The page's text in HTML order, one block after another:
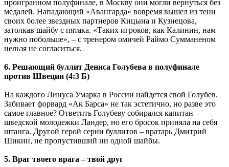
проигранном полуфинале, в Москву они могли вернуться без
медалей. Нападающий «Авангарда» вовремя вышел из тени
своих более звездных партнеров Кицына и Кузнецова,
затолкав шайбу с пятака. «Таких игроков, как Калинин, нам
нужно побольше», – с тренером омичей Раймо Сумманеном
нельзя не согласиться.
6. Решающий буллит Дениса Голубева в полуфинале
против Швеции (4:3 Б)
На каждого Линуса Умарка в России найдется свой Голубев.
Забивает форвард «Ак Барса» не так эстетично, но разве это
самое главное? Ответить Голубеву собирался капитан
шведской молодежки Ландер, но его бросок приняла на себя
штанга. Другой герой серии буллитов – вратарь Дмитрий
Шикин, не пропустивший ни одной шайбы.
5. Враг твоего врага – твой друг